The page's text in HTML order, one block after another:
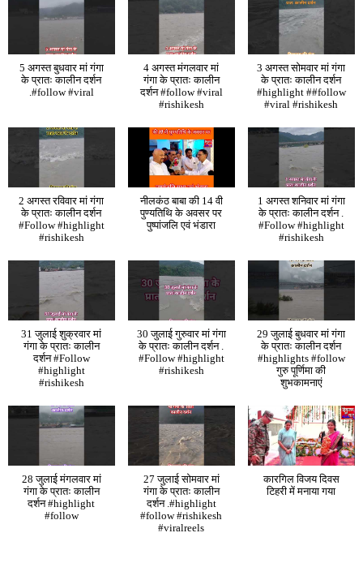
5 अगस्त बुधवार मां गंगा
के प्रातः कालीन दर्शन
.#follow #viral
4 अगस्त मंगलवार मां
गंगा के प्रातः कालीन
दर्शन #follow #viral
#rishikesh
3 अगस्त सोमवार मां गंगा
के प्रातः कालीन दर्शन
#highlight ##follow
#viral #rishikesh
2 अगस्त रविवार मां गंगा
के प्रातः कालीन दर्शन
#Follow #highlight
#rishikesh
नीलकंठ बाबा की 14 वी
पुण्यतिथि के अवसर पर
पुष्पांजलि एवं भंडारा
1 अगस्त शनिवार मां गंगा
के प्रातः कालीन दर्शन .
#Follow #highlight
#rishikesh
31 जुलाई शुक्रवार मां
गंगा के प्रातः कालीन
दर्शन #Follow
#highlight
#rishikesh
30 जुलाई गुरुवार मां गंगा
के प्रातः कालीन दर्शन .
#Follow #highlight
#rishikesh
29 जुलाई बुधवार मां गंगा
के प्रातः कालीन दर्शन
#highlights #follow
गुरु पूर्णिमा की
शुभकामनाएं
28 जुलाई मंगलवार मां
गंगा के प्रातः कालीन
दर्शन #highlight
#follow
27 जुलाई सोमवार मां
गंगा के प्रातः कालीन
दर्शन .#highlight
#follow #rishikesh
#viralreels
कारगिल विजय दिवस
टिहरी में मनाया गया